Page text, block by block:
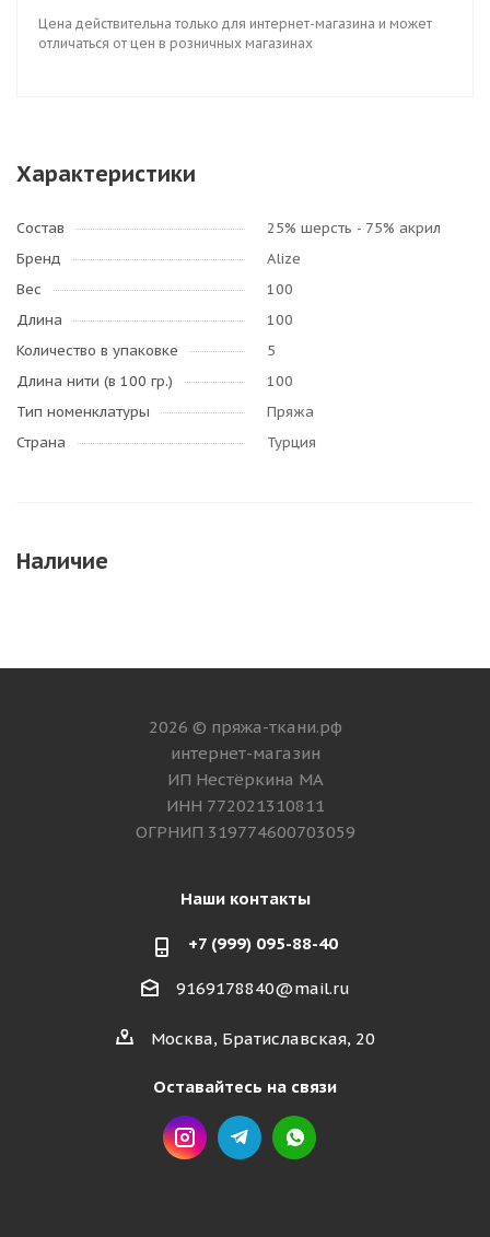
Цена действительна только для интернет-магазина и может
отличаться от цен в розничных магазинах
Характеристики
Состав
25% шерсть - 75% акрил
Бренд
Alize
Вес
100
Длина
100
Количество в упаковке
5
Длина нити (в 100 гр.)
100
Тип номенклатуры
Пряжа
Страна
Турция
Наличие
2026 © пряжа-ткани.рф
интернет-магазин
ИП Нестёркина МА
ИНН 772021310811
ОГРНИП 319774600703059
Наши контакты
+7 (999) 095-88-40
9169178840@mail.ru
Москва, Братиславская, 20
Оставайтесь на связи